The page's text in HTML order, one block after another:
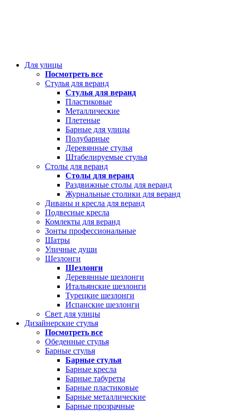
Для улицы
Посмотреть все
Стулья для веранд
Стулья для веранд
Пластиковые
Металлические
Плетеные
Барные для улицы
Полубарные
Деревянные стулья
Штабелируемые стулья
Столы для веранд
Столы для веранд
Раздвижные столы для веранд
Журнальные столики для веранд
Диваны и кресла для веранд
Подвесные кресла
Комлекты для веранд
Зонты профессиональные
Шатры
Уличные души
Шезлонги
Шезлонги
Деревянные шезлонги
Итальянские шезлонги
Турецкие шезлонги
Испанские шезлонги
Свет для улицы
Дизайнерские стулья
Посмотреть все
Обеденные стулья
Барные стулья
Барные стулья
Барные кресла
Барные табуреты
Барные пластиковые
Барные металлические
Барные прозрачные